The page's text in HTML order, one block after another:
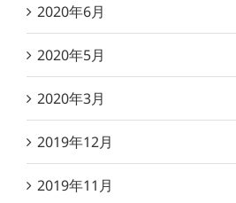
2020年6月
2020年5月
2020年3月
2019年12月
2019年11月